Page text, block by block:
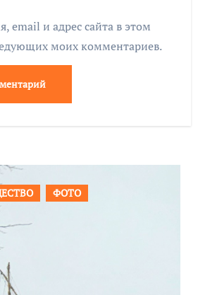
email и адрес сайта в этом
моих комментариев.
ФОТО